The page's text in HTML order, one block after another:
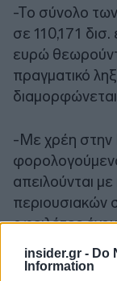
insider.gr - Do
Information
-Το σύνολο
σε 110,171
ευρώ
πραγματικό
-Με χρέη στην
απειλούνται
περιουσιακών
οφειλέτες
είσπραξης.